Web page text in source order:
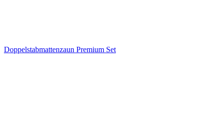
Doppelstabmattenzaun Premium Set